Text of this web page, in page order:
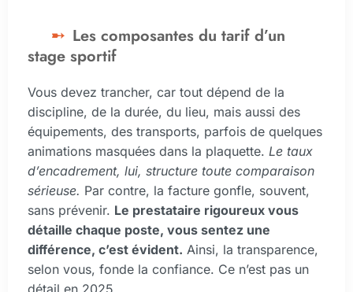
Les composantes du tarif d’un
stage sportif
Vous devez trancher, car tout dépend de la
discipline, de la durée, du lieu, mais aussi des
équipements, des transports, parfois de quelques
animations masquées dans la plaquette. Le taux
d’encadrement, lui, structure toute comparaison
sérieuse. Par contre, la facture gonfle, souvent,
sans prévenir. Le prestataire rigoureux vous
détaille chaque poste, vous sentez une
différence, c’est évident. Ainsi, la transparence,
selon vous, fonde la confiance. Ce n’est pas un